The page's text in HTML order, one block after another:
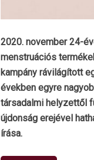
2020. november 24-
menstruációs
kampány rávilágított
években egyre
társadalmi helyzettől
újdonság erejével
írása.